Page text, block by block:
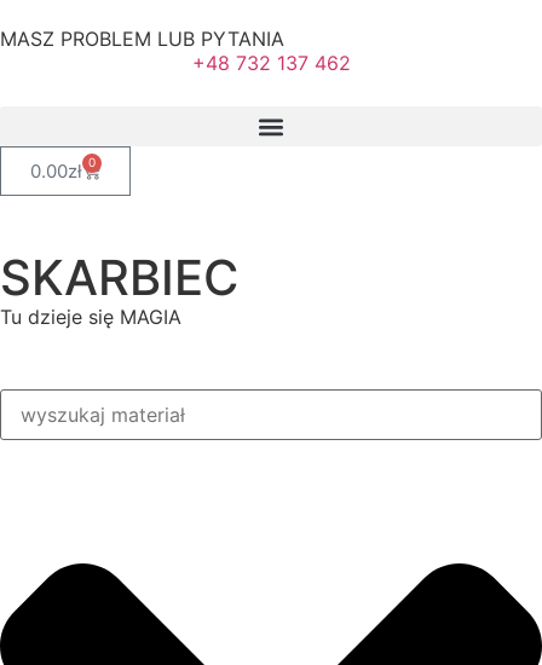
MASZ PROBLEM LUB PYTANIA
+48 732 137 462
0.00zł 0
SKARBIEC
Tu dzieje się MAGIA